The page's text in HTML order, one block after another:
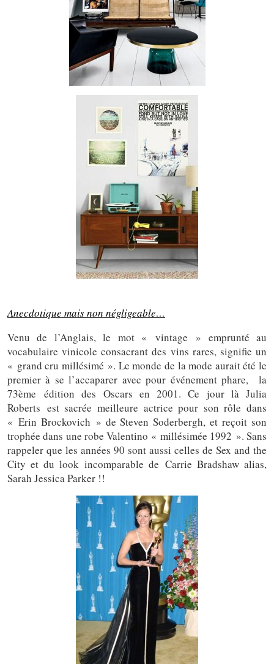
Anecdotique mais non négligeable…
Venu de l’Anglais, le mot « vintage » emprunté au
vocabulaire vinicole consacrant des vins rares, signifie un
« grand cru millésimé ». Le monde de la mode aurait été le
premier à se l’accaparer avec pour événement phare, la
73ème édition des Oscars en 2001. Ce jour là Julia
Roberts est sacrée meilleure actrice pour son rôle dans
« Erin Brockovich » de Steven Soderbergh, et reçoit son
trophée dans une robe Valentino « millésimée 1992 ». Sans
rappeler que les années 90 sont aussi celles de Sex and the
City et du look incomparable de Carrie Bradshaw alias,
Sarah Jessica Parker !!